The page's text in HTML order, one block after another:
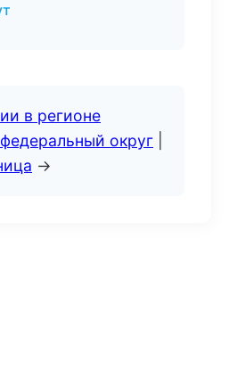
в регионе
округ
→